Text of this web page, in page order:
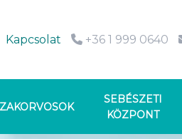
Kapcsolat +36 1 999 0640
SEBÉSZETI
KÖZPONT